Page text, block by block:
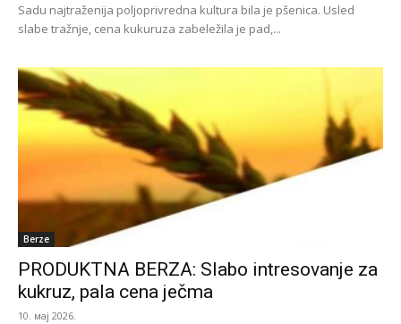
Sadu najtraženija poljoprivredna kultura bila je pšenica. Usled
slabe tražnje, cena kukuruza zabeležila je pad,...
Berze
PRODUKTNA BERZA: Slabo intresovanje za
kukruz, pala cena ječma
10. мај 2026.